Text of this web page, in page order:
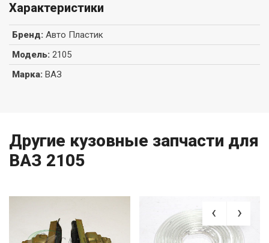
Характеристики
Бренд: Авто Пластик
Модель: 2105
Марка: ВАЗ
Другие кузовные запчасти для
ВАЗ 2105